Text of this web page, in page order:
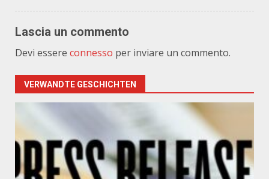
Lascia un commento
Devi essere connesso per inviare un commento.
VERWANDTE GESCHICHTEN